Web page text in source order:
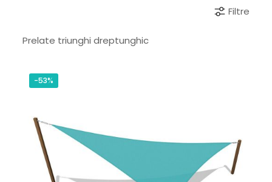
Filtre
Prelate triunghi dreptunghic
-53%